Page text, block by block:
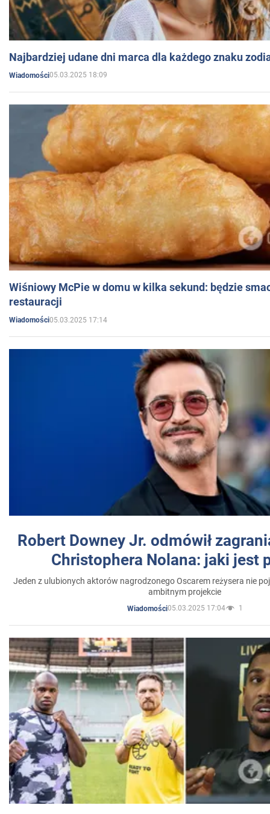
Najbardziej udane dni marca dla każdego znaku
Wiadomości05.03.2025 18:09
Wiśniowy McPie w domu w kilka sekund: będzie
restauracji
Wiadomości05.03.2025 17:14
Robert Downey Jr. odmówił
Christophera Nolana: jaki jest
Jeden z ulubionych aktorów nagrodzonego Oscarem reżysera nie
ambitnym projekcie
Wiadomości05.03.2025 17:04 1